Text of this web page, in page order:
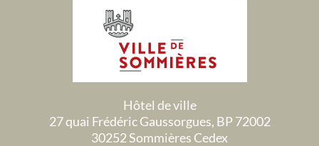
Hôtel de ville
27 quai Frédéric Gaussorgues, BP 72002
30252 Sommières Cedex